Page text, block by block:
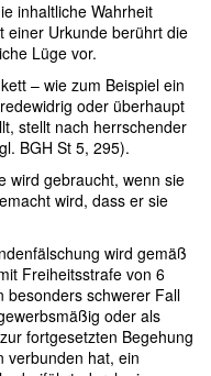
inhaltliche Wahrheit
einer Urkunde berührt die
Lüge vor.
– wie zum Beispiel ein
oder überhaupt
stellt nach herrschender
BGH St 5, 295).
wird gebraucht, wenn sie
wird, dass er sie
wird gemäß
Freiheitsstrafe von 6
besonders schwerer Fall
oder als
fortgesetzten Begehung
verbunden hat, ein